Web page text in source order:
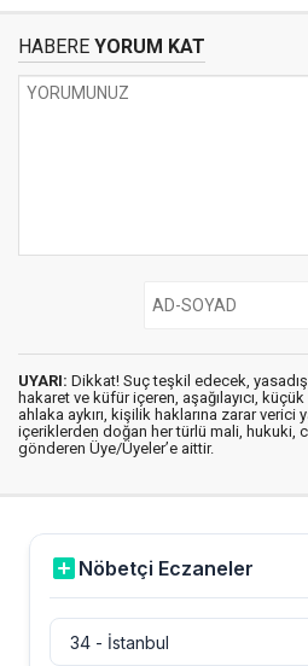
HABERE YORUM KAT
UYARI: Dikkat! Suç teşkil edecek,
hakaret ve küfür içeren, aşağılayıcı,
ahlaka aykırı, kişilik haklarına zarar
içeriklerden doğan her türlü mali, hukuki,
gönderen Üye/Üyeler’e aittir.